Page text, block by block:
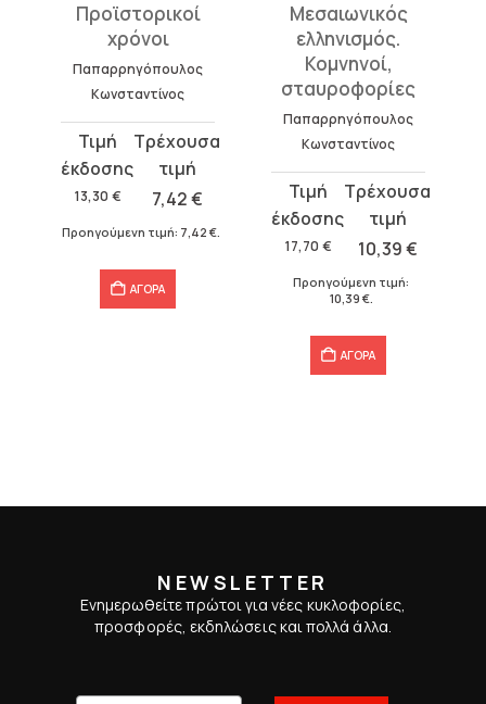
Προϊστορικοί
χρόνοι
Παπαρρηγόπουλος
Κωνσταντίνος
13,30 €
Original
price
was:
13,30 €.
7,42€
τρέχουσα
τιμή
είναι:
Προηγούμενη τιμή: 7,42 €.
ΑΓΟΡΑ
Μεσαιωνικός
ελληνισμός.
Κομνηνοί,
σταυροφορίες
Παπαρρηγόπουλος
Κωνσταντίνος
17,70 €
Original
price
was:
17,70 €.
10,39€
τρέχουσα
τιμή
είναι:
10,39 €.
Προηγούμενη τιμή:
10,39 €.
ΑΓΟΡΑ
NEWSLETTER
Ενημερωθείτε πρώτοι για νέες κυκλοφορίες,
προσφορές, εκδηλώσεις και πολλά άλλα.